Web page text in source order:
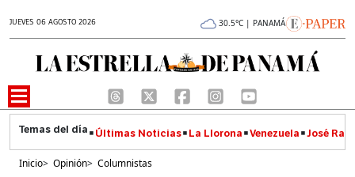
JUEVES 06 AGOSTO 2026 30.5°C | PANAMÁ
Últimas Noticias La Llorona Venezuela José
Inicio> Opinión> Columnistas